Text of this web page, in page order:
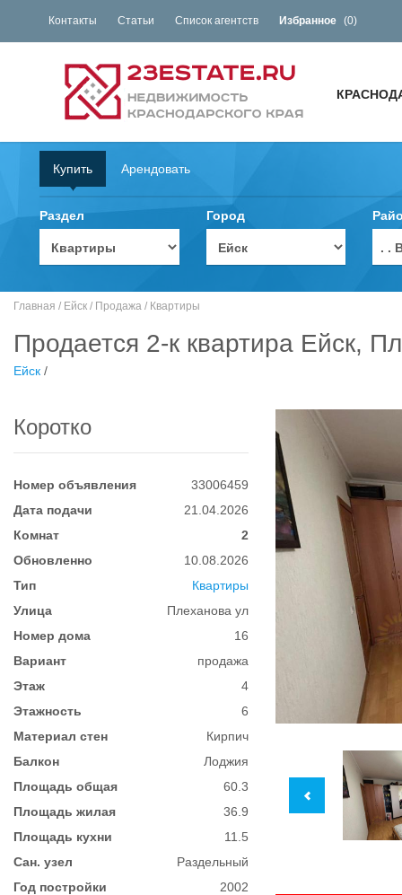
Контакты Статьи Список агентств Избранное (0)
Купить Арендовать
Раздел Город
. .
Главная / Ейск / Продажа / Квартиры
Продается 2-к квартира Ейск,
Ейск /
Коротко
Номер объявления
33006459
Дата подачи
21.04.2026
Комнат
2
Обновленно
10.08.2026
Тип
Квартиры
Улица
Плеханова ул
Номер дома
16
Вариант
продажа
Этаж
4
Этажность
6
Материал стен
Кирпич
Балкон
Лоджия
Площадь общая
60.3
Площадь жилая
36.9
Площадь кухни
11.5
Сан. узел
Раздельный
Год постройки
2002